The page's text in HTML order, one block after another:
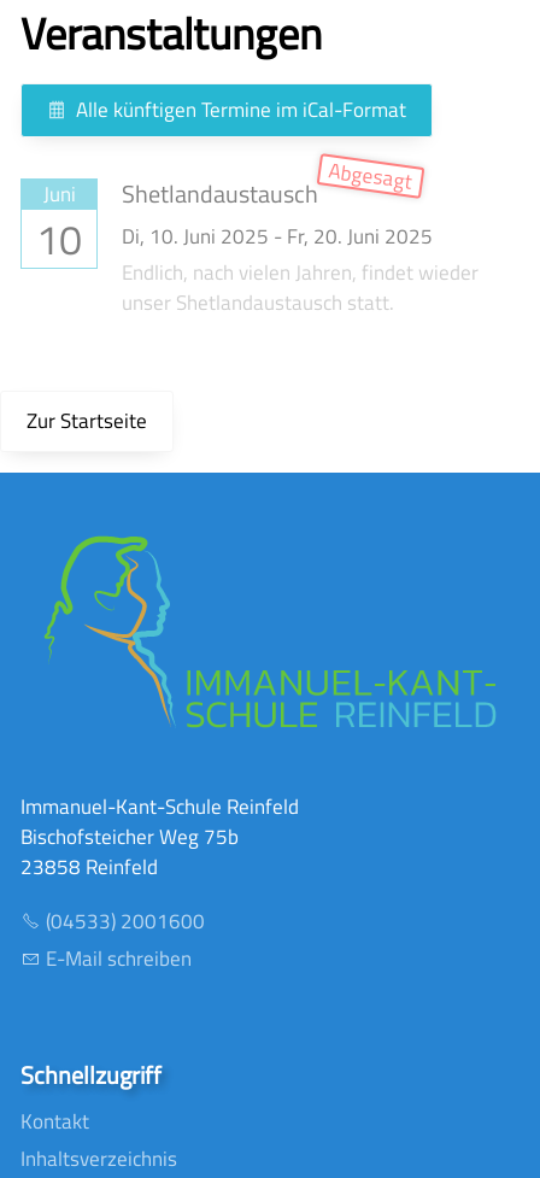
Veranstaltungen
Alle künftigen Termine im iCal-Format
Juni
10
Shetlandaustausch
Di, 10. Juni 2025 -Fr, 20. Juni 2025
Endlich, nach vielen Jahren, findet wieder
unser Shetlandaustausch statt.
Zur Startseite
Immanuel-Kant-Schule Reinfeld
Bischofsteicher Weg 75b
23858 Reinfeld
(04533) 2001600
E-Mail schreiben
Schnellzugriff
Kontakt
Inhaltsverzeichnis